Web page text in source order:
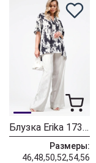
Блузка Erika 1737-5 серый
Размеры:
46,48,50,52,54,56